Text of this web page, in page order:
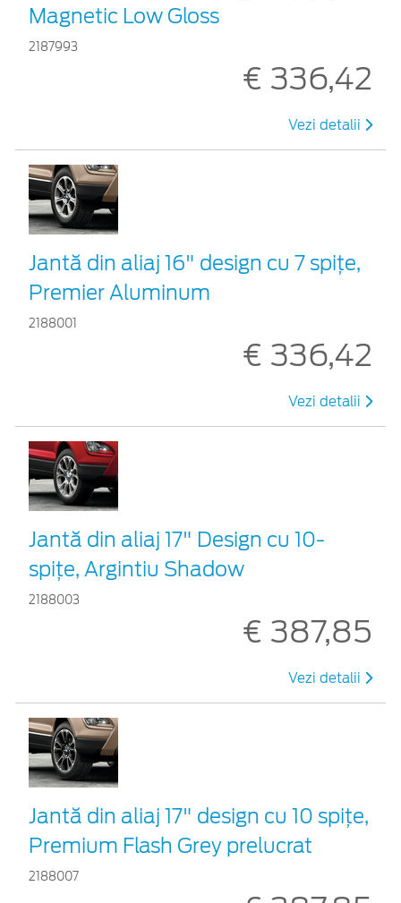
Magnetic Low Gloss
2187993
€ 336,42
Vezi detalii
Jantă din aliaj 16" design cu 7 spițe,
Premier Aluminum
2188001
€ 336,42
Vezi detalii
Jantă din aliaj 17" Design cu 10-
spițe, Argintiu Shadow
2188003
€ 387,85
Vezi detalii
Jantă din aliaj 17" design cu 10 spițe,
Premium Flash Grey prelucrat
2188007